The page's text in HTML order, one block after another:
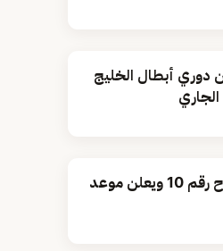
دوري أبطال الخليج
طرابزون يبدأ بيع قميص صلاح رقم 10 ويعلن موعد